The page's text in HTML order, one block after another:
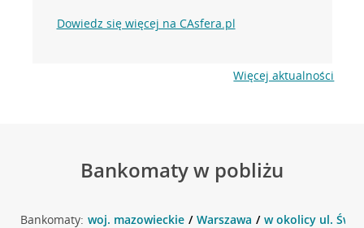
Dowiedz się więcej na CAsfera.pl
Więcej aktualności
Bankomaty w pobliżu
Bankomaty: woj. mazowieckie Warszawa w okolicy ul.